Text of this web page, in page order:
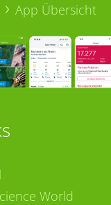
App Übersicht
World